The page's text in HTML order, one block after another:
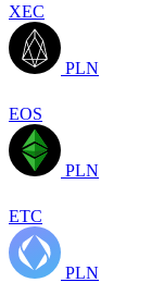
XEC
PLN
EOS
PLN
ETC
PLN